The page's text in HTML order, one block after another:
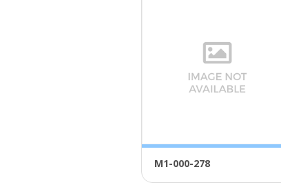
Μ1-000-278